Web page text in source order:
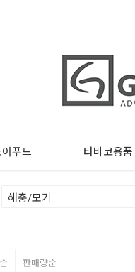
푸드 타바코용품
판매량순